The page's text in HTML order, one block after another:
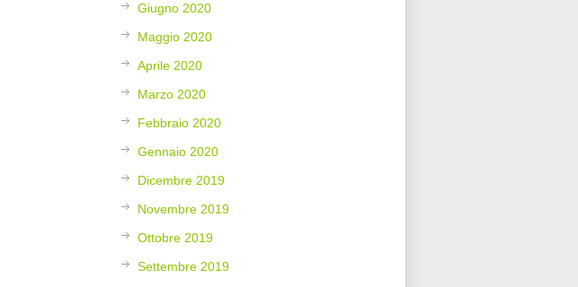
Giugno 2020
Maggio 2020
Aprile 2020
Marzo 2020
Febbraio 2020
Gennaio 2020
Dicembre 2019
Novembre 2019
Ottobre 2019
Settembre 2019